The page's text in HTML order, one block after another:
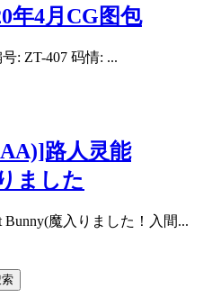
年4月CG图包
: ZT-407 码情: ...
路人灵能
ました
魔入りました！入間...